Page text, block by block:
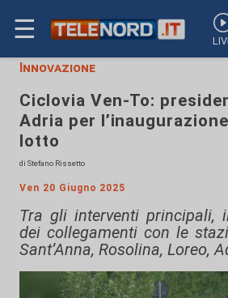
☰
Innovazione
Ciclovia Ven-To:
Adria per
lotto
di Stefano Rissetto
Ven 20 Giugno 2025
Tra gli interventi principali,
dei collegamenti con le
Sant’Anna, Rosolina, Loreo,